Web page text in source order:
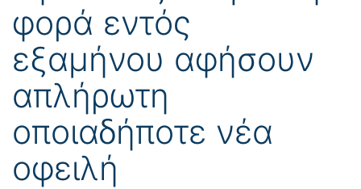
φορά εντός
εξαμήνου αφήσουν
απλήρωτη
οποιαδήποτε νέα
οφειλή